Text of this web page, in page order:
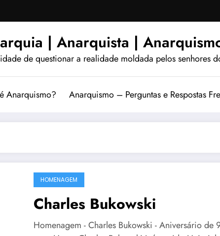
| Anarquista |
de questionar a realidade moldada pelos
Anarquismo? Anarquismo – Perguntas e Respostas
HOMENAGEM
Charles Bukowski
Homenagem - Charles Bukowski - Aniversário de